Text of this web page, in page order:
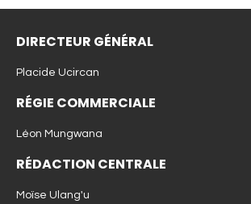
DIRECTEUR GÉNÉRAL
Placide Ucircan
RÉGIE COMMERCIALE
Léon Mungwana
RÉDACTION CENTRALE
Moïse Ulang'u